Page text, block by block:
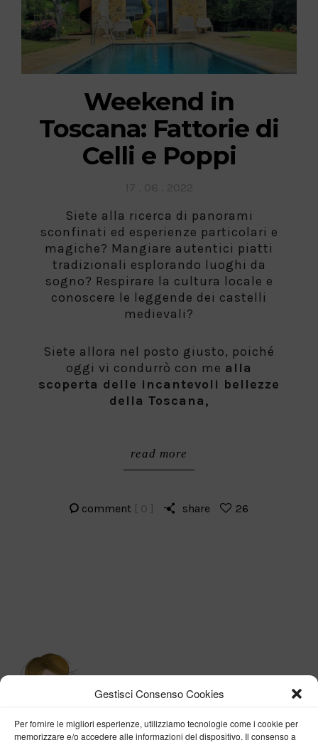
Gestisci Consenso Cookies
Per fornire le migliori esperienze, utilizziamo tecnologie come i cookie per
memorizzare e/o accedere alle informazioni del dispositivo. Il consenso a
Weekend in
Toscana: Fattorie di
Celli e Poppi
Siete alla ricerca di panorami
sconfinati ed esperienze particolari e
magiche? Mangiare autentici piatti
tradizionali esplorando luoghi da
sogno? Respirare la cultura locale e
conoscere le leggende dei castelli
medievali?
Siete allora nel posto giusto, poiché
oggi vi condurrò con me alla
scoperta delle incantevoli bellezze
della Toscana,
read more
comment [ 0 ] share 26